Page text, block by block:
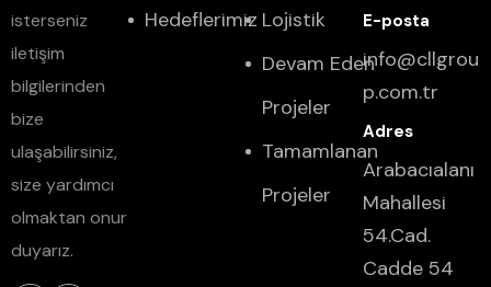
isterseniz
iletişim
bilgilerinden
bize
ulaşabilirsiniz,
size yardımcı
olmaktan onur
duyarız.
Hedeflerimiz Lojistik
Devam Eden
Projeler
Tamamlanan
Projeler
info@cllgrou
p.com.tr
Arabacıalanı
Mahallesi
54.Cad.
Cadde 54